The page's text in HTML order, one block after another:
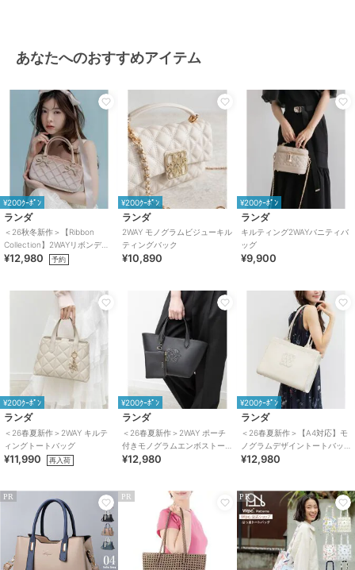
あなたへのおすすめアイテム
¥200ｸｰﾎﾟﾝ
ランダ
＜26秋冬新作＞【Ribbon
Collection】2WAYリボンディ
テールハンドバッグ
¥12,980 予約
¥200ｸｰﾎﾟﾝ
ランダ
2WAY モノグラムビジューキル
ティングバック
¥10,890
¥200ｸｰﾎﾟﾝ
ランダ
キルティング2WAYバニティバ
ッグ
¥9,900
¥200ｸｰﾎﾟﾝ
ランダ
＜26春夏新作＞2WAY キルテ
ィングトートバッグ
¥11,990 再入荷
¥200ｸｰﾎﾟﾝ
ランダ
＜26春夏新作＞2WAY ポーチ
付きモノグラムエンボストー
トバッグ
¥12,980
¥200ｸｰﾎﾟﾝ
ランダ
＜26春夏新作＞【A4対応】モ
ノグラムデザイントートバッ
グ
¥12,980
PR PR PR